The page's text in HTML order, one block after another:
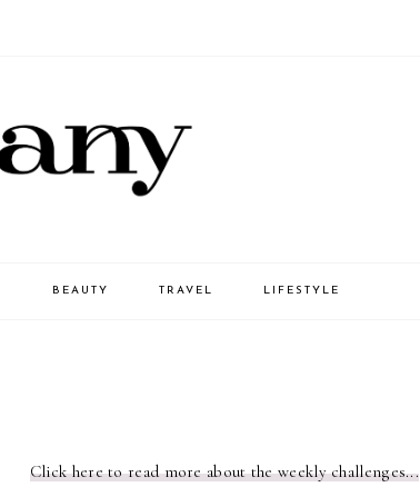
BEAUTY TRAVEL LIFESTYLE
Click here to read more about the weekly challenges...